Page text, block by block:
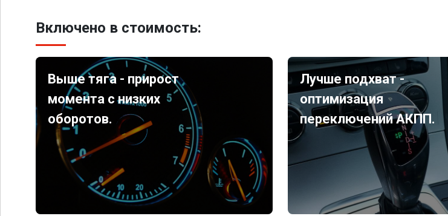
Включено в стоимость:
Выше тяга - прирост
момента с низких
оборотов.
Лучше подхват -
оптимизация
переключений АКПП.